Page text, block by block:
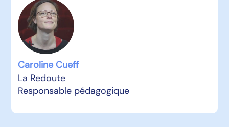
Caroline Cueff
La Redoute
Responsable pédagogique